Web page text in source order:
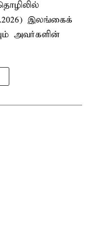
இலங்கைக்
அவர்களின்